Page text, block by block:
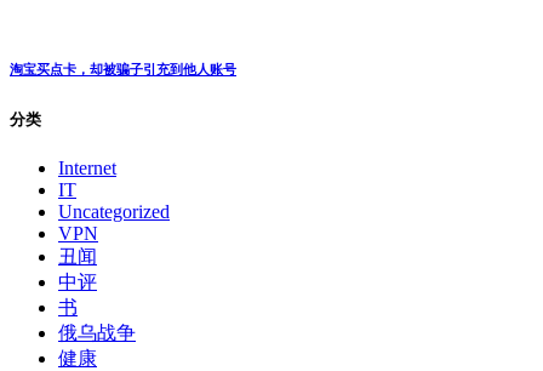
淘宝买点卡，却被骗子引充到他人账号
分类
Internet
IT
Uncategorized
VPN
丑闻
中评
书
俄乌战争
健康